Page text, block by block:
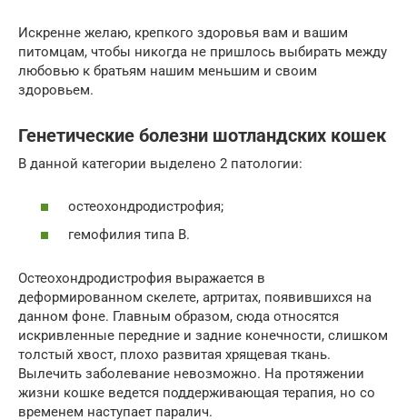
Искренне желаю, крепкого здоровья вам и вашим
питомцам, чтобы никогда не пришлось выбирать между
любовью к братьям нашим меньшим и своим
здоровьем.
Генетические болезни шотландских кошек
В данной категории выделено 2 патологии:
остеохондродистрофия;
гемофилия типа В.
Остеохондродистрофия выражается в
деформированном скелете, артритах, появившихся на
данном фоне. Главным образом, сюда относятся
искривленные передние и задние конечности, слишком
толстый хвост, плохо развитая хрящевая ткань.
Вылечить заболевание невозможно. На протяжении
жизни кошке ведется поддерживающая терапия, но со
временем наступает паралич.